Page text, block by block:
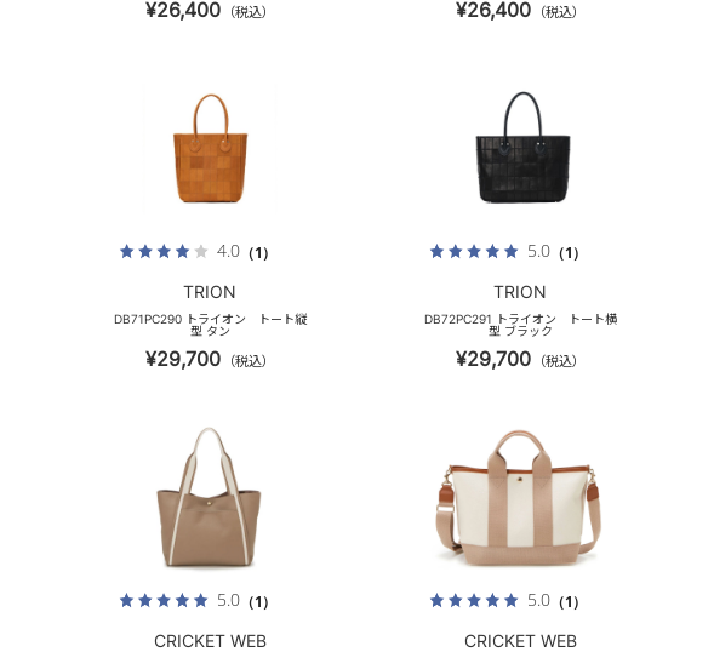
¥26,400 （税込） ¥26,400 （税込）
4.0（1）
TRION
DB71PC290 トライオン トート縦
型 タン
¥29,700 （税込）
5.0（1）
TRION
DB72PC291 トライオン トート横
型 ブラック
¥29,700 （税込）
5.0（1）
CRICKET WEB
5.0（1）
CRICKET WEB